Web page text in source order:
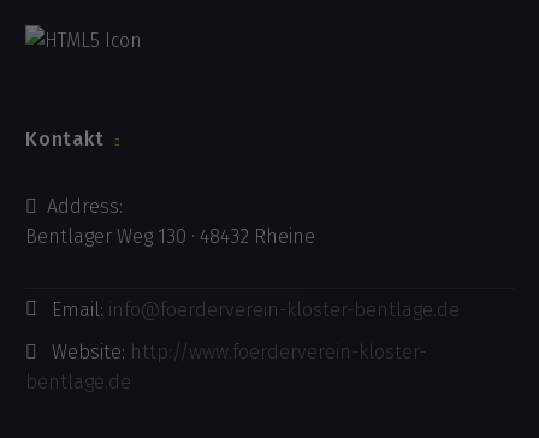
Kontakt
Address:
Bentlager Weg 130 · 48432 Rheine
Email: info@foerderverein-kloster-bentlage.de
Website: http://www.foerderverein-kloster-
bentlage.de